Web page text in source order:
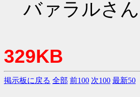
バァラルさ
329KB
掲示板に戻る 全部 前100 次100 最新50